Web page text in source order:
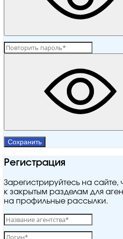
Сохранить
Регистрация
Зарегистрируйтесь на сайте,
к закрытым разделам для
на профильные рассылки.